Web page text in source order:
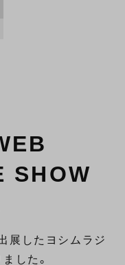
SHOW
展したヨシムラジ
した。